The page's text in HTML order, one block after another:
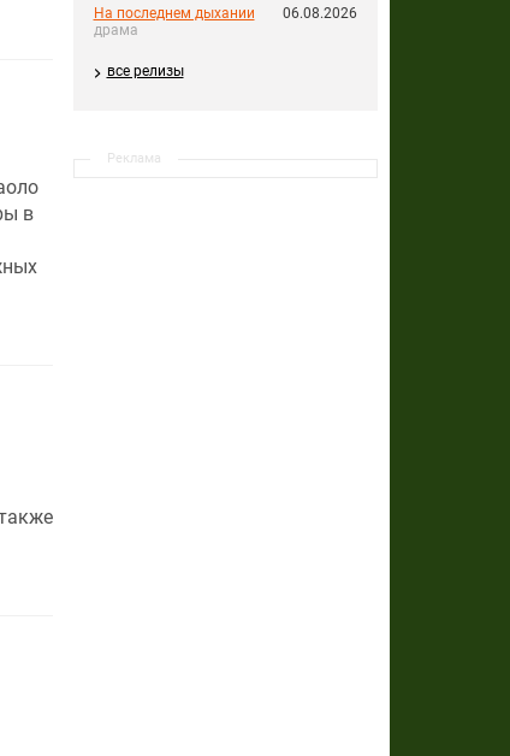
На последнем дыхании
драма
06.08.2026
все релизы
Реклама
в